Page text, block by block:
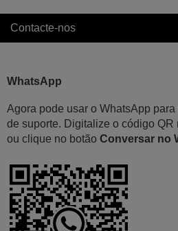
Contacte-nos
WhatsApp
Agora pode usar o WhatsApp
de suporte. Digitalize o código QR
ou clique no botão Conversar no